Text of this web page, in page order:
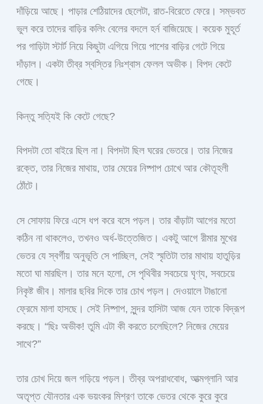
দাঁড়িয়ে আছে। পাড়ার শেঠিয়াদের ছেলেটা, রাত-বিরেতে ফেরে। সম্ভবত
ভুল করে তাদের বাড়ির কলিং বেলের বদলে হর্ন বাজিয়েছে। কয়েক মুহূর্ত
পর গাড়িটা স্টার্ট নিয়ে কিছুটা এগিয়ে গিয়ে পাশের বাড়ির গেটে গিয়ে
দাঁড়াল। একটা তীব্র স্বস্তির নিঃশ্বাস ফেলল অভীক। বিপদ কেটে
গেছে।
কিন্তু সত্যিই কি কেটে গেছে?
বিপদটা তো বাইরে ছিল না। বিপদটা ছিল ঘরের ভেতরে। তার নিজের
রক্তে, তার নিজের মাথায়, তার মেয়ের নিষ্পাপ চোখে আর কৌতূহলী
ঠোঁটে।
সে সোফায় ফিরে এসে ধপ করে বসে পড়ল। তার বাঁড়াটা আগের মতো
কঠিন না থাকলেও, তখনও অর্ধ-উত্তেজিত। একটু আগে রীমার মুখের
ভেতর যে স্বর্গীয় অনুভূতি সে পাচ্ছিল, সেই স্মৃতিটা তার মাথায় হাতুড়ির
মতো ঘা মারছিল। তার মনে হলো, সে পৃথিবীর সবচেয়ে ঘৃণ্য, সবচেয়ে
নিকৃষ্ট জীব। মালার ছবির দিকে তার চোখ পড়ল। দেওয়ালে টাঙানো
ফ্রেমে মালা হাসছে। সেই নিষ্পাপ, সুন্দর হাসিটা আজ যেন তাকে বিদ্রূপ
করছে। “ছিঃ অভীক! তুমি এটা কী করতে চলেছিলে? নিজের মেয়ের
সাথে?”
তার চোখ দিয়ে জল গড়িয়ে পড়ল। তীব্র অপরাধবোধ, আত্মগ্লানি আর
অতৃপ্ত যৌনতার এক ভয়ংকর মিশ্রণ তাকে ভেতর থেকে কুরে কুরে